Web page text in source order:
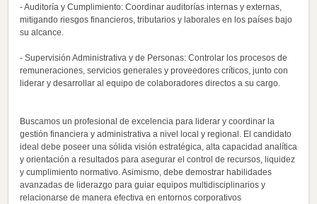
- Auditoría y Cumplimiento: Coordinar auditorías internas y externas,
mitigando riesgos financieros, tributarios y laborales en los países bajo
su alcance.
- Supervisión Administrativa y de Personas: Controlar los procesos de
remuneraciones, servicios generales y proveedores críticos, junto con
liderar y desarrollar al equipo de colaboradores directos a su cargo.
Buscamos un profesional de excelencia para liderar y coordinar la
gestión financiera y administrativa a nivel local y regional. El candidato
ideal debe poseer una sólida visión estratégica, alta capacidad analítica
y orientación a resultados para asegurar el control de recursos, liquidez
y cumplimiento normativo. Asimismo, debe demostrar habilidades
avanzadas de liderazgo para guiar equipos multidisciplinarios y
relacionarse de manera efectiva en entornos corporativos